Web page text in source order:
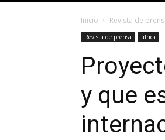
Inicio Revista de
Revista de prensa áfrica
y que